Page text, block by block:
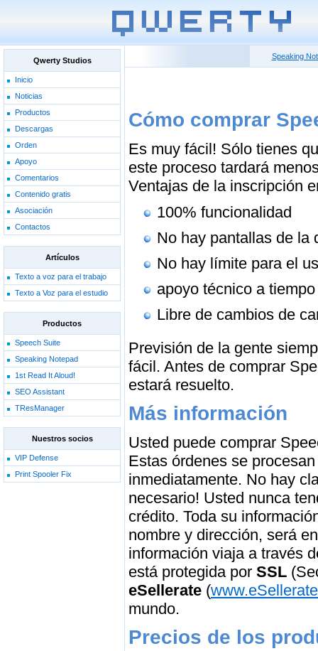
Qwerty Studios
Inicio
Noticias
Productos
Descargas
Orden
Apoyo
Comentarios
Contenido gratis
Asociación
Contactos
Artículos
Texto a voz para el trabajo
Texto a Voz para el estudio
Productos
Speech Suite
Speaking Notepad
1st Read It Aloud!
SEO Assistant
TResManager
Nuestros socios
VIP Defense
Print Spooler Fix
Speaking
Cómo comprar
Es muy fácil! Sólo tienes
este proceso tardará
Ventajas de la inscripción
100% funcionalidad
No hay pantallas de la
No hay límite para el
apoyo técnico a
Libre de cambios de
Previsión de la gente
fácil. Antes de comprar
estará resuelto.
Más información
Usted puede comprar
Estas órdenes se
inmediatamente. No hay
necesario! Usted nunca
crédito. Toda su
nombre y dirección, será
información viaja a través
está protegida por SSL
eSellerate (
mundo.
Precios de los